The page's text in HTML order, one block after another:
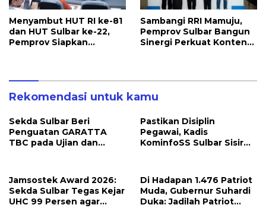
Menyambut HUT RI ke-81
dan HUT Sulbar ke-22,
Pemprov Siapkan
Sambangi RRI Mamuju,
Pemprov Sulbar Bangun
Sinergi Perkuat Konten
Rekomendasi untuk kamu
Sekda Sulbar Beri
Penguatan GARATTA
TBC pada Ujian dan
Pastikan Disiplin
Pegawai, Kadis
KominfoSS Sulbar Sisir
Jamsostek Award 2026:
Sekda Sulbar Tegas Kejar
UHC 99 Persen agar
Di Hadapan 1.476 Patriot
Muda, Gubernur Suhardi
Duka: Jadilah Patriot